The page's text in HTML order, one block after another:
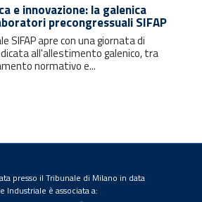
e innovazione: la galenica
precongressuali SIFAP
SIFAP apre con una giornata di
all'allestimento galenico, tra
normativo e...
presso il Tribunale di Milano in data
Industriale è associata a: